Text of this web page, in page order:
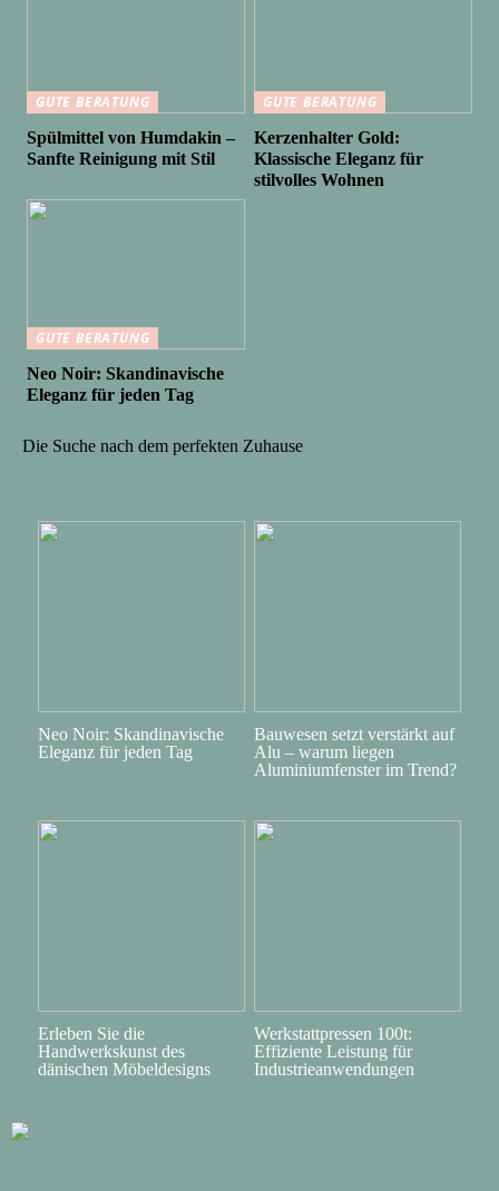
GUTE BERATUNG
Spülmittel von Humdakin –
Sanfte Reinigung mit Stil
GUTE BERATUNG
Kerzenhalter Gold:
Klassische Eleganz für
stilvolles Wohnen
GUTE BERATUNG
Neo Noir: Skandinavische
Eleganz für jeden Tag
Die Suche nach dem perfekten Zuhause
Neo Noir: Skandinavische
Eleganz für jeden Tag
Bauwesen setzt verstärkt auf
Alu – warum liegen
Aluminiumfenster im Trend?
Erleben Sie die
Handwerkskunst des
dänischen Möbeldesigns
Werkstattpressen 100t:
Effiziente Leistung für
Industrieanwendungen